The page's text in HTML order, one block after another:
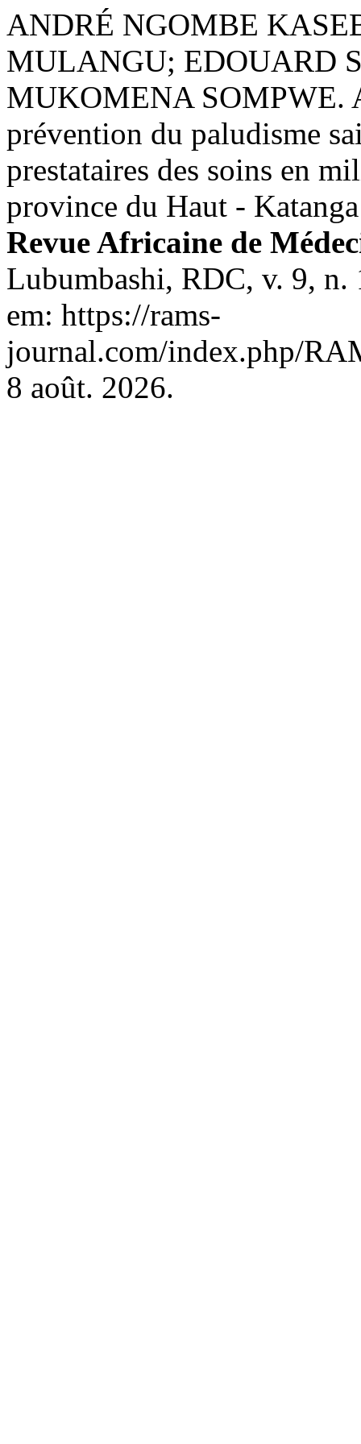
ANDRÉ NGOMBE
MULANGU; EDOUARD
MUKOMENA SOMPWE.
prévention du paludisme
prestataires des soins en
province du Haut -
Revue Africaine de
Lubumbashi, RDC, v. 9,
em: https://rams-
journal.com/index.php/
8 août. 2026.